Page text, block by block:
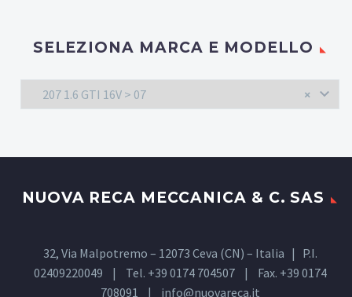
SELEZIONA MARCA E MODELLO
×
207 1.6 GTI 16V > 07
NUOVA RECA MECCANICA & C. SAS
32, Via Malpotremo – 12073 Ceva (CN) – Italia | P.I.
02409220049 | Tel. +39 0174 704507 | Fax. +39 0174
708091 | info@nuovareca.it